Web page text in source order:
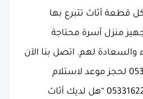
كل قطعة أثاث تتبرع بها
منزل أسرة محتاجة
والسعادة لهم. اتصل بنا الآن
على 0533162272 لحجز موعد لاستلام
التبرعات.” 0533162272 “هل لديك أثاث